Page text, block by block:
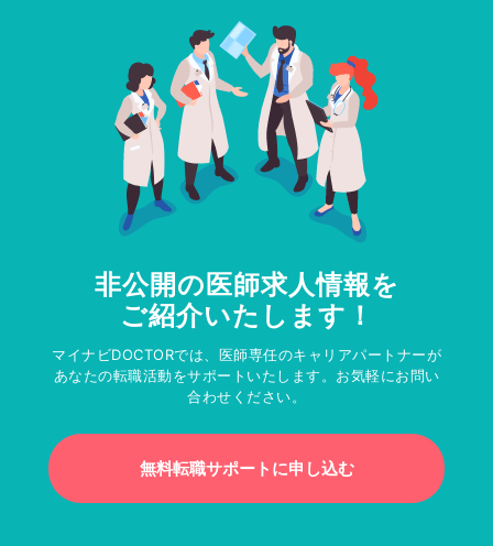
非公開の医師求人情報を
ご紹介いたします！
マイナビDOCTORでは、医師専任のキャリアパートナーが
あなたの転職活動をサポートいたします。お気軽にお問い
合わせください。
無料転職サポートに申し込む